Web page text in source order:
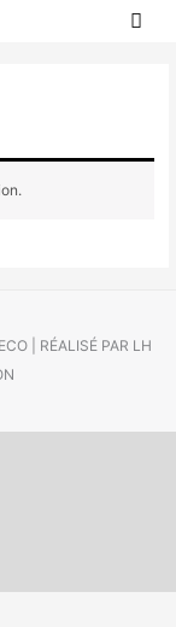
| RÉALISÉ PAR LH